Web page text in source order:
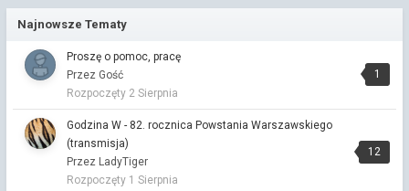
jestem chamem dla niemiłych typów
Centralny Port Komunikacyjny
Przez KapitanJackSparrow ·
fiu fiu
3 ostatnie litery.
Przez Dana ·
Analfabeta
Najnowsze Tematy
1
Proszę o pomoc, pracę
Przez Gość
Rozpoczęty 2 Sierpnia
12
Godzina W - 82. rocznica Powstania Warszawskiego
(transmisja)
Przez LadyTiger
Rozpoczęty 1 Sierpnia